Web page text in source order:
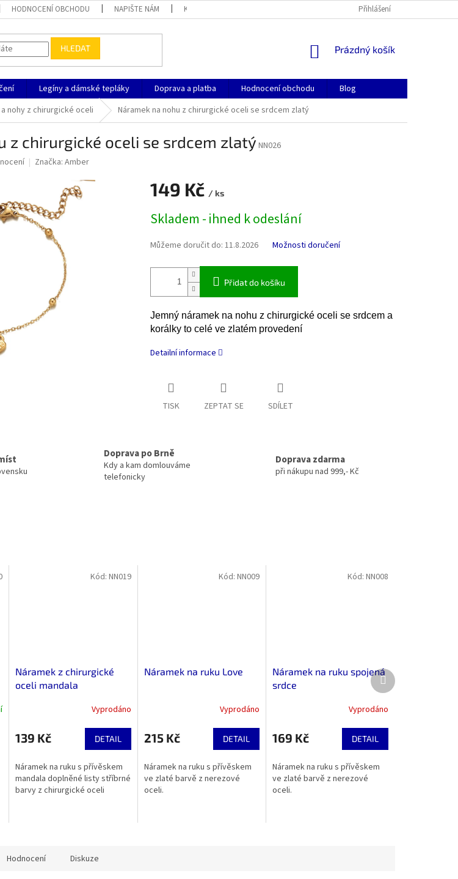
HODNOCENÍ OBCHODU NAPIŠTE NÁM KONTAKTY GDPR COOKIES
Přihlášení
HLEDAT
NÁKUPNÍ
Prázdný košík
Legíny a dámské tepláky Doprava a platba Hodnocení obchodu
Blog
nohy z chirurgické oceli Náramek na nohu z chirurgické oceli se srdcem zlatý
z chirurgické oceli se srdcem zlatý NN026
Značka: Amber
149 Kč / ks
cena:
Skladem - ihned k odeslání
Můžeme doručit do: 11.8.2026 Možnosti doručení
Přidat do košíku
Jemný náramek na nohu z chirurgické oceli se srdcem a
korálky to celé ve zlatém provedení
Detailní informace
TISK ZEPTAT SE SDÍLET
Doprava po Brně
Kdy a kam domlouváme
telefonicky
Doprava zdarma
při nákupu nad 999,- Kč
Náramek z chirurgické
oceli mandala
Vyprodáno
139 Kč DETAIL
Náramek na ruku s přívěskem
mandala doplněné listy stříbrné
barvy z chirurgické oceli
Kód: NN019
Náramek na ruku Love
Vyprodáno
215 Kč DETAIL
Náramek na ruku s přívěskem
ve zlaté barvě z nerezové
oceli.
Kód:NN009
Náramek na ruku spojená
srdce
produktu
je
z
5
hvězdiček.
Vyprodáno
169 Kč DETAIL
Náramek na ruku s přívěskem
ve zlaté barvě z nerezové
oceli.
Kód: NN008
Další
produkt
Hodnocení Diskuze